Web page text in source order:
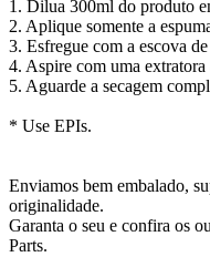
1. Dilua 300ml do produto
2. Aplique somente a
3. Esfregue com a escova
4. Aspire com uma extratora
5. Aguarde a secagem
* Use EPIs.
Enviamos bem embalado,
originalidade.
Garanta o seu e confira os
Parts.